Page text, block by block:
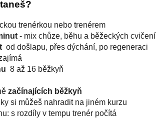
trenérkou nebo trenérem
- mix chůze, běhu a běžeckých cvičení
od došlapu, přes dýchání, po regeneraci
8 až 16 běžkyň
začínajících běžkyň
si můžeš nahradit na jiném kurzu
s rozdíly v tempu trenér počítá